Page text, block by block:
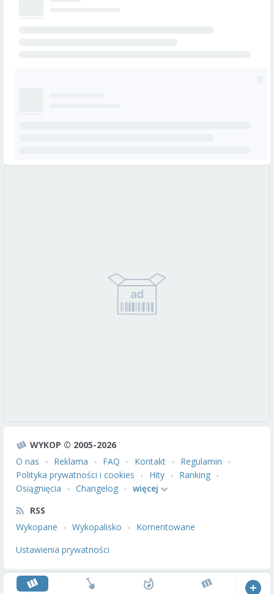
WYKOP © 2005-2026
O nas
Reklama FAQ Kontakt
Regulamin
Polityka prywatności i cookies
Hity
Ranking
Osiągnięcia
Changelog
więcej
RSS
Wykopane
Wykopalisko
Komentowane
Ustawienia prywatności